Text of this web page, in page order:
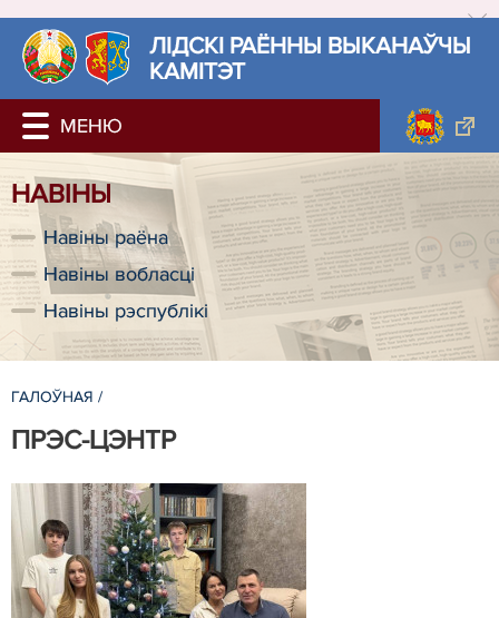
ЛIДСКI РАЁННЫ ВЫКАНАЎЧЫ
КАМІТЭТ
НАВIНЫ
Навiны раёна
Навiны вобласці
Навiны рэспублiкi
ГАЛОЎНАЯ /
ПРЭС-ЦЭНТР